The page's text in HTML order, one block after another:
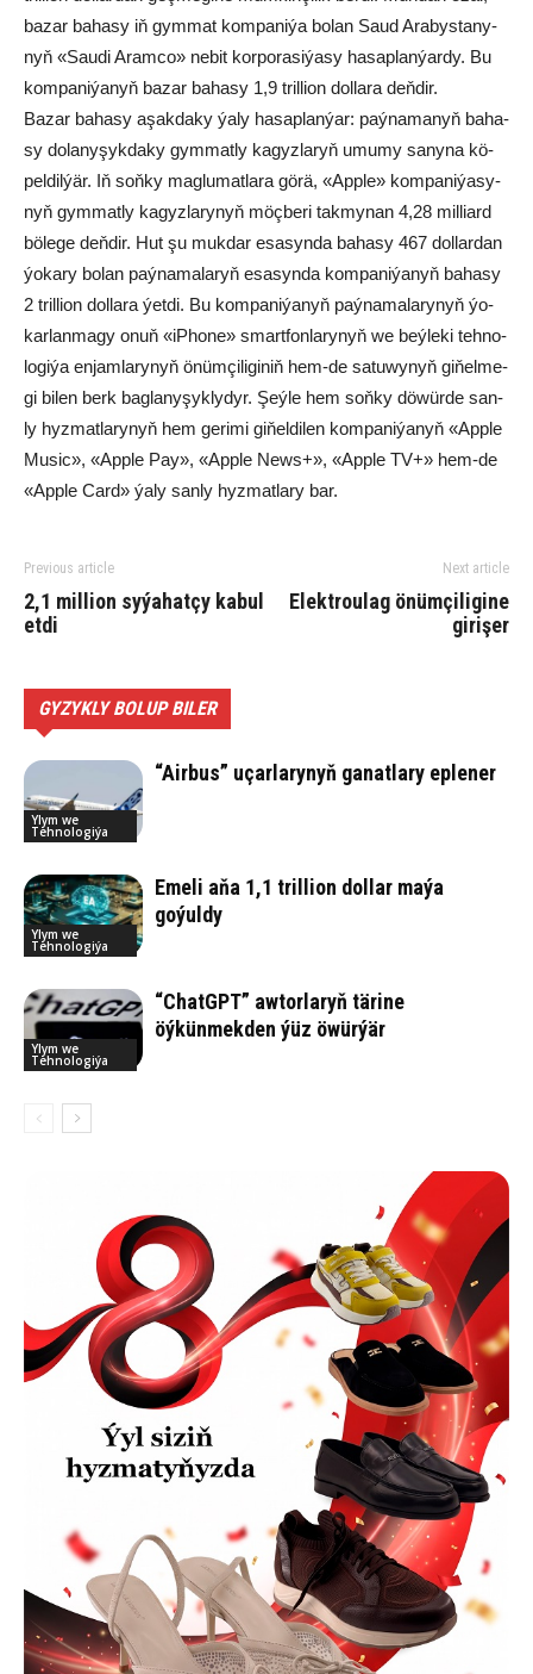
ba­zar ba­ha­sy iň gym­mat kom­pa­ni­ýa bolan Sa­ud Ara­bys­ta­ny­
nyň «Sau­di Aramco» ne­bit kor­po­ra­si­ýa­sy ha­sap­lan­ýar­dy. Bu
kom­pa­ni­ýa­nyň baz­ar ba­ha­sy 1,9 tril­li­on dol­la­ra deň­dir.
Ba­zar bahasy aşak­da­ky ýa­ly ha­sap­lan­ýar: paý­na­ma­nyň ba­ha­
sy do­la­ny­şyk­da­ky gym­mat­ly ka­gyz­la­ryň umu­my sa­ny­na kö­
pel­dil­ýär. Iň soň­ky mag­lu­mat­la­ra gö­rä, «App­le» kompa­ni­ýa­sy­
nyň gym­mat­ly ka­gyz­la­ry­nyň möç­be­ri tak­my­nan 4,28 mil­liard
bö­le­ge deň­dir. Hut şu muk­dar esa­syn­da ba­ha­sy 467 dol­lar­dan
ýo­ka­ry bo­lan paý­na­ma­la­ryň esa­syn­da kom­pa­ni­ýa­nyň ba­ha­sy
2 tril­li­on dol­la­ra ýet­di. Bu kom­pa­ni­ýa­nyň paý­na­ma­la­ry­nyň ýo­
kar­lan­ma­gy onuň «iP­ho­ne» smart­fon­la­ry­nyň we beý­le­ki teh­no­
lo­gi­ýa en­jam­la­ry­nyň önüm­çi­li­gi­niň hem-de sa­­tuwy­nyň gi­ňel­me­
gi bi­len berk bag­la­ny­şyk­ly­dyr. Şeý­le hem soň­ky dö­wür­de san­
ly hyz­mat­la­ry­nyň hem ge­ri­mi gi­ňeldilen kom­pa­ni­ýa­nyň «App­le
Mu­sic», «App­le Pay», «App­le News+», «App­le TV+» hem-de
«App­le Card» ýa­ly san­ly hyz­mat­la­ry bar.
Previous article
2,1 mil­li­on sy­ýa­hat­çy ka­bul
et­di
Next article
Elekt­rou­lag önüm­çi­li­gi­ne
gi­ri­şer
GYZYKLY BOLUP BILER
Ylym we
Tehnologiýa
“Airbus” uçarlarynyň ganatlary eplener
Ylym we
Tehnologiýa
Emeli aňa 1,1 trillion dollar maýa
goýuldy
Ylym we
Tehnologiýa
“ChatGPT” awtorlaryň tärine
öýkünmekden ýüz öwürýär